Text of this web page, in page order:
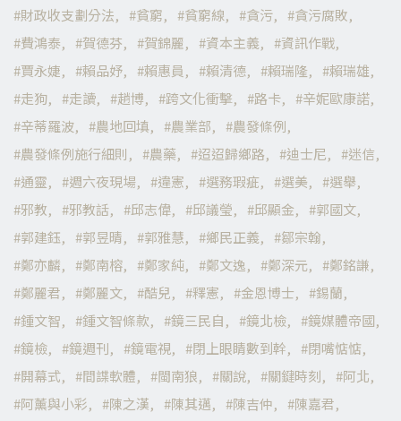
財政收支劃分法
貧窮 貧窮線 貪污
貪污腐敗
費鴻泰
賀德芬 賀錦麗 資本主義
資訊作戰
賈永婕
賴品妤 賴惠員 賴清德 賴瑞隆
賴瑞雄
走狗
走讀 趙博 跨文化衝擊 路卡
辛妮歐康諾
辛蒂羅波
農地回填 農業部
農發條例
農發條例施行細則
農藥 迢迢歸鄉路 迪士尼
迷信
通靈
週六夜現場 違憲 選務瑕疵 選美
選舉
邪教
邪教話 邱志偉 邱議瑩 邱顯金
郭國文
郭建鈺
郭昱晴 郭雅慧 鄉民正義
鄒宗翰
鄭亦麟
鄭南榕 鄭家純 鄭文逸 鄭深元
鄭銘謙
鄭麗君
鄭麗文 酷兒 釋憲 金恩博士
錫蘭
鍾文智
鍾文智條款 鏡三民自 鏡北檢
鏡媒體帝國
鏡檢
鏡週刊 鏡電視 閉上眼睛數到幹
閉嘴惦惦
開幕式
間諜軟體 閩南狼 關說 關鍵時刻
阿北
阿薰與小彩
陳之漢 陳其邁 陳吉仲
陳嘉君